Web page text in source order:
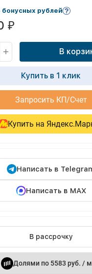
бонусных рублей
₽
В
Купить в 1 клик
Запросить КП/Счет
Купить на
Написать в
Написать в MAX
В рассрочку
Долями по 5583 руб. /